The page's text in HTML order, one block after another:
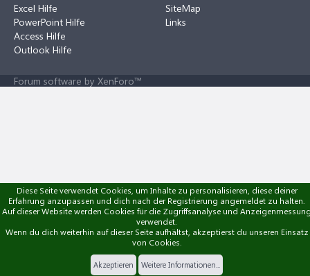
Excel Hilfe
PowerPoint Hilfe
Access Hilfe
Outlook Hilfe
SiteMap
Links
Forum software by XenForo™
Diese Seite verwendet Cookies, um Inhalte zu personalisieren, diese deiner
Erfahrung anzupassen und dich nach der Registrierung angemeldet zu halten.
Auf dieser Website werden Cookies für die Zugriffsanalyse und
verwendet.
Wenn du dich weiterhin auf dieser Seite aufhältst, akzeptierst du unseren Einsatz
von Cookies.
Akzeptieren Weitere Informationen...